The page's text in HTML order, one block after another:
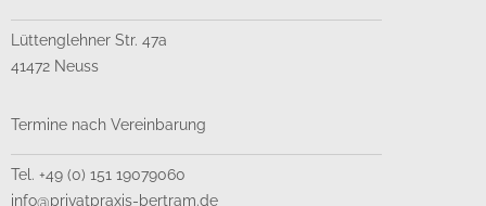
Lüttenglehner Str. 47a
41472 Neuss
Termine nach Vereinbarung
Tel. +49 (0) 151 19079060
info@privatpraxis-bertram.de